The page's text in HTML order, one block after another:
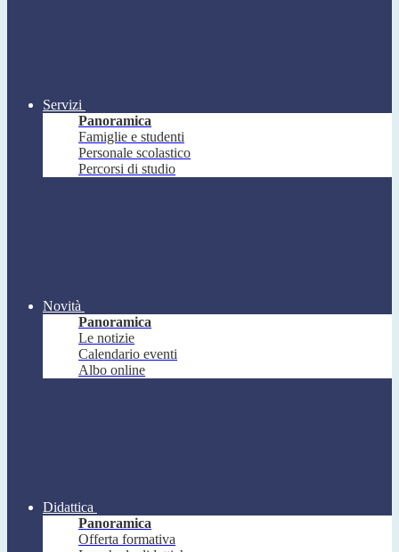
Servizi
Panoramica
Famiglie e studenti
Personale scolastico
Percorsi di studio
Novità
Panoramica
Le notizie
Calendario eventi
Albo online
Didattica
Panoramica
Offerta formativa